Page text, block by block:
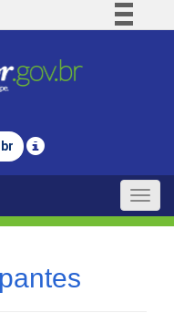
Comunica BR
Legislação
Toggle